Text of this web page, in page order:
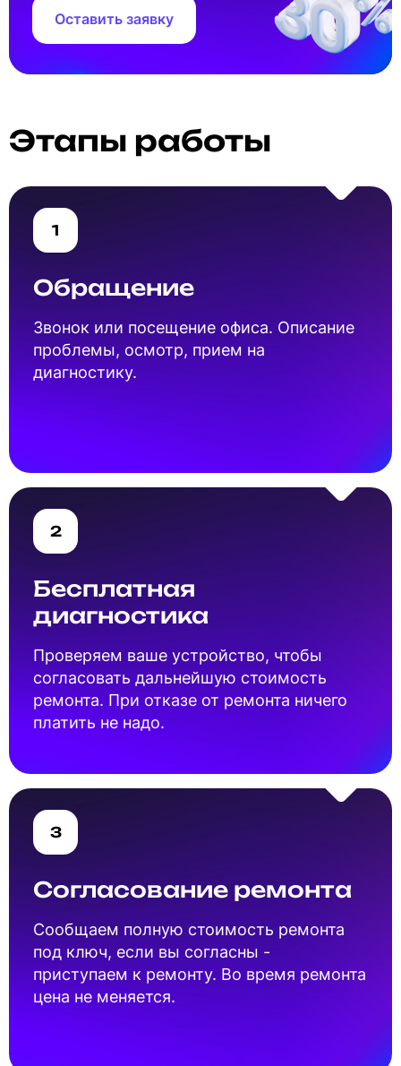
Оставить заявку
Этапы работы
1
Обращение
Звонок или посещение офиса. Описание
проблемы, осмотр, прием на
диагностику.
2
Бесплатная
диагностика
Проверяем ваше устройство, чтобы
согласовать дальнейшую стоимость
ремонта. При отказе от ремонта ничего
платить не надо.
3
Согласование ремонта
Cообщаем полную стоимость ремонта
под ключ, если вы согласны -
приступаем к ремонту. Во время ремонта
цена не меняется.